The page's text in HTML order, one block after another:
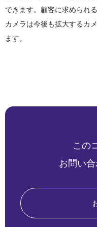
できます。顧客に求められ
カメラは今後も拡大するカ
ます。
この
お問い